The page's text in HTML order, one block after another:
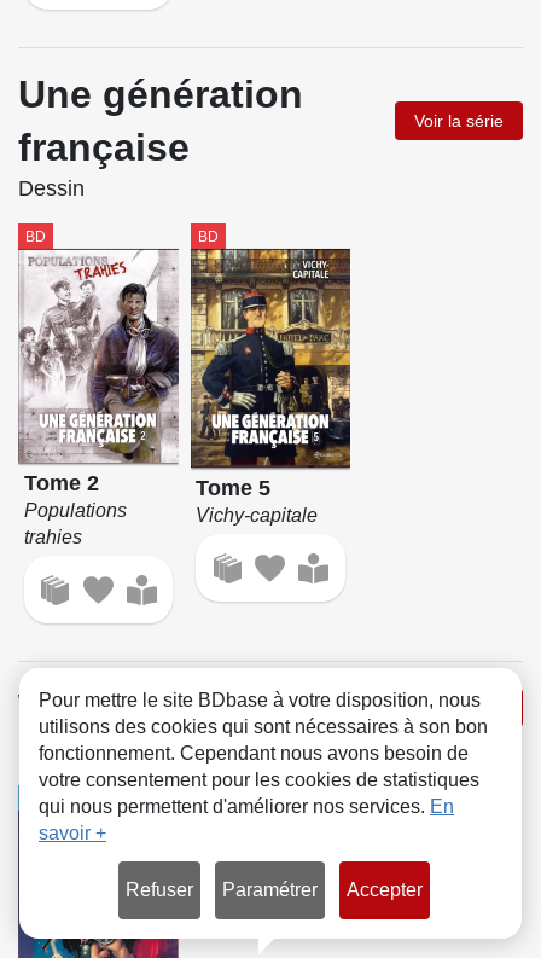
Une génération
française
Voir la série
Dessin
BD
Tome 2
Populations
trahies
BD
Tome 5
Vichy-capitale
Wisdom Voir la série
Dessin
COMICS
Pour mettre le site BDbase à votre disposition, nous
utilisons des cookies qui sont nécessaires à son bon
fonctionnement. Cependant nous avons besoin de
votre consentement pour les cookies de statistiques
qui nous permettent d'améliorer nos services. En
savoir +
Refuser Paramétrer Accepter